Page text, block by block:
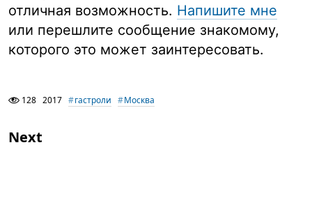
отличная возможность. Напишите мне
или перешлите сообщение знакомому,
которого это может заинтересовать.
128 2017 гастроли Москва
Next